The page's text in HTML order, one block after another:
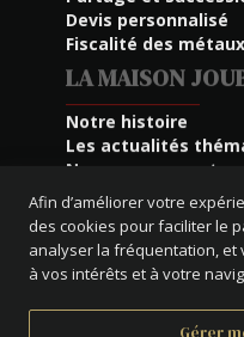
Devis personnalisé
Fiscalité des
LA MAISON
Notre histoire
Les actualités
Nos engagements
Lutte Anti-
Plan du site
Afin d’améliorer votre
des cookies pour faciliter le
analyser la fréquentation,
à vos intérêts et à votre
Gérer